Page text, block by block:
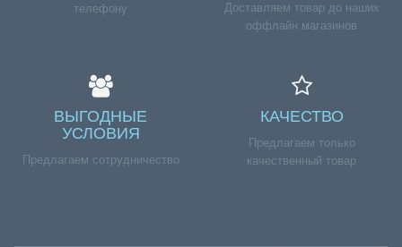
телефону
Доставляем товар до наших
оффлайн магазинов
ВЫГОДНЫЕ
УСЛОВИЯ
Предлагаем сотрудничество
КАЧЕСТВО
Предлагаем только
качественный товар